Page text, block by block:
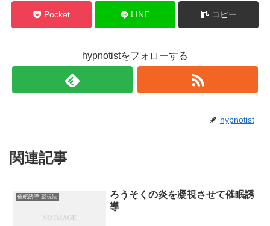
Pocket LINE コピー
hypnotistをフォローする
hypnotist
関連記事
催眠誘導:凝視法
ろうそくの炎を凝視させて催眠誘
導